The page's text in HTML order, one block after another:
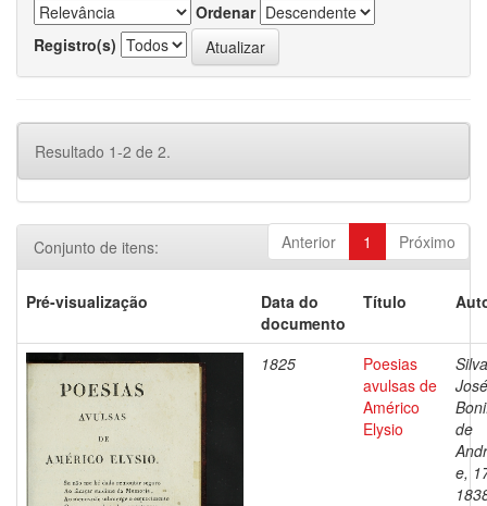
Ordenar
Registro(s)
Resultado 1-2 de 2.
Anterior 1 Próximo
Conjunto de itens:
Pré-visualização
Data do
documento
Título
1825
Poesias
avulsas de
Américo
Elysio
José
de
e,